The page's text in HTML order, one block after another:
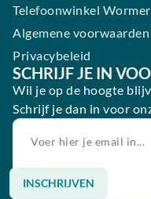
Telefoonwinkel
Algemene voorwaarden
Privacybeleid
SCHRIJF JE IN
Wil je op de hoogte
Schrijf je dan in voor
INSCHRIJVEN